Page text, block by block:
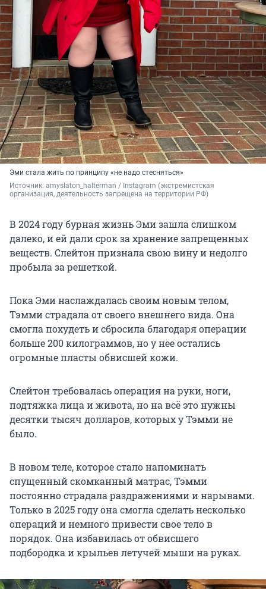
Эми стала жить по принципу «не надо стесняться»
Источник: amyslaton_halterman / Instagram (экстремистская
организация, деятельность запрещена на территории РФ)
В 2024 году бурная жизнь Эми зашла слишком
далеко, и ей дали срок за хранение запрещенных
веществ. Слейтон признала свою вину и недолго
пробыла за решеткой.
Пока Эми наслаждалась своим новым телом,
Тэмми страдала от своего внешнего вида. Она
смогла похудеть и сбросила благодаря операции
больше 200 килограммов, но у нее остались
огромные пласты обвисшей кожи.
Слейтон требовалась операция на руки, ноги,
подтяжка лица и живота, но на всё это нужны
десятки тысяч долларов, которых у Тэмми не
было.
В новом теле, которое стало напоминать
спущенный скомканный матрас, Тэмми
постоянно страдала раздражениями и нарывами.
Только в 2025 году она смогла сделать несколько
операций и немного привести свое тело в
порядок. Она избавилась от обвисшего
подбородка и крыльев летучей мыши на руках.